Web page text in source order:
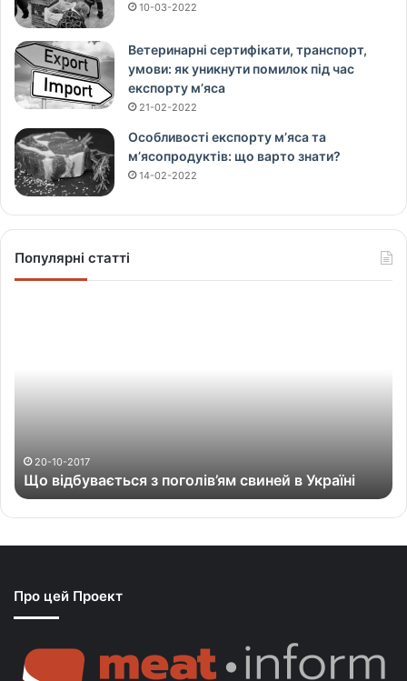
10-03-2022
Ветеринарні сертифікати, транспорт,
умови: як уникнути помилок під час
експорту м’яса
21-02-2022
Особливості експорту м’яса та
м’ясопродуктів: що варто знати?
14-02-2022
Популярні статті
т
ь
п
о
20-10-2017
Що відбувається з поголів’ям свиней в Україні
Про цей Проект